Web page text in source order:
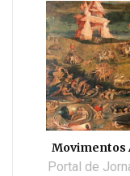
Movimentos
Portal de